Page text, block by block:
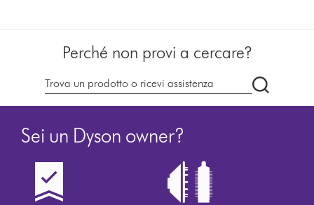
Perché non provi a cercare?
Cerca
su
Sei un Dyson owner?